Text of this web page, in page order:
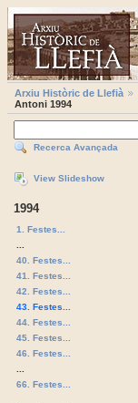
Arxiu Històric de Llefià
Antoni 1994
Recerca Avançada
View Slideshow
1994
1. Festes...
40. Festes...
41. Festes...
42. Festes...
43. Festes...
44. Festes...
45. Festes...
46. Festes...
66. Festes...